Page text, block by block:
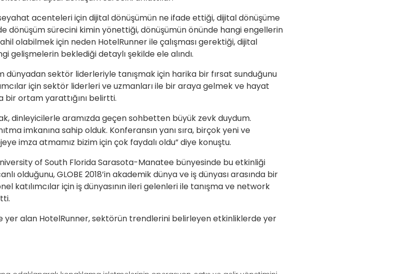
acenteleri için dijital dönüşümün ne ifade ettiği, dijital dönüşüme
dönüşüm sürecini kimin yönettiği, dönüşümün önünde hangi engellerin
olabilmek için neden HotelRunner ile çalışması gerektiği, dijital
gelişmelerin beklediği detaylı şekilde ele alındı.
dünyadan sektör liderleriyle tanışmak için harika bir fırsat sunduğunu
için sektör liderleri ve uzmanları ile bir araya gelmek ve hayat
bir ortam yarattığını belirtti.
dinleyicilerle aramızda geçen sohbetten büyük zevk duydum.
imkanına sahip olduk. Konferansın yanı sıra, birçok yeni ve
imza atmamız bizim için çok faydalı oldu” diye konuştu.
of South Florida Sarasota-Manatee bünyesinde bu etkinliği
olduğunu, GLOBE 2018’in akademik dünya ve iş dünyası arasında bir
katılımcılar için iş dünyasının ileri gelenleri ile tanışma ve network
yer alan HotelRunner, sektörün trendlerini belirleyen etkinliklerde yer